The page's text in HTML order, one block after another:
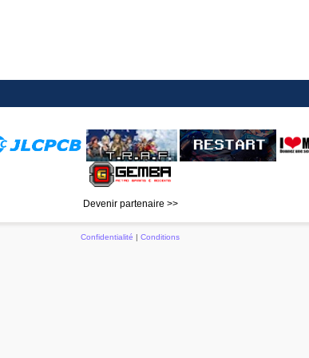
Devenir partenaire >>
Confidentialité | Conditions